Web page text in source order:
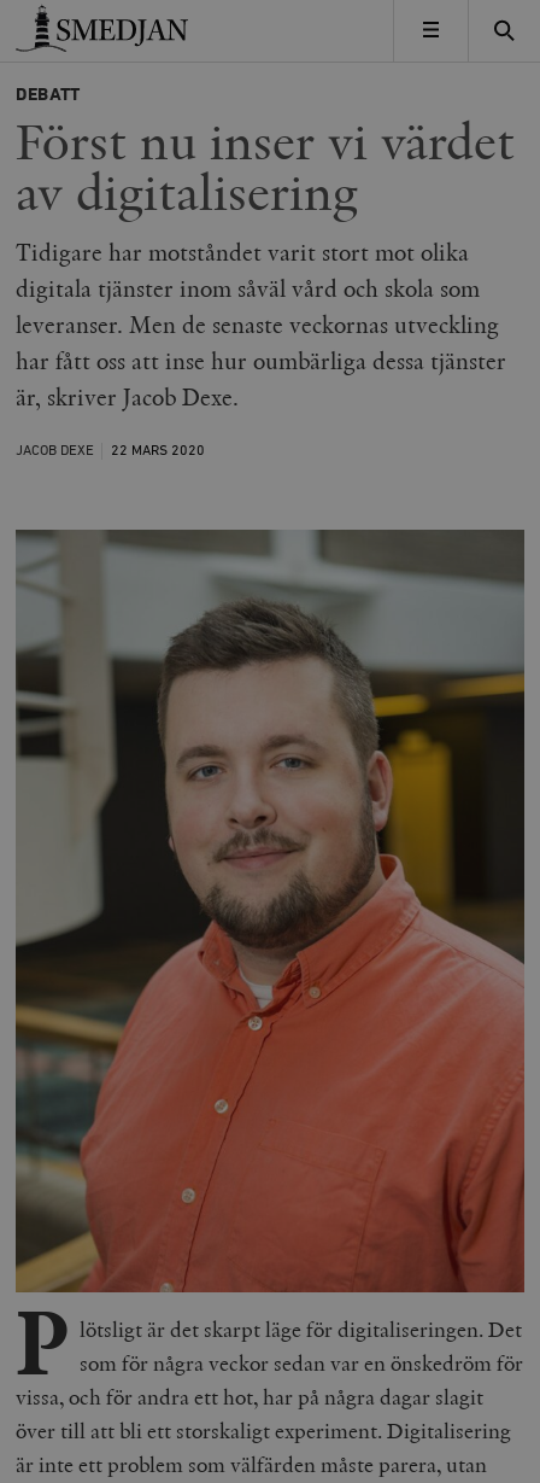
Timbro
MENY
DEBATT
Först nu inser vi värdet
av digitalisering
Tidigare har motståndet varit stort mot olika
digitala tjänster inom såväl vård och skola som
leveranser. Men de senaste veckornas utveckling
har fått oss att inse hur oumbärliga dessa tjänster
är, skriver Jacob Dexe.
JACOB DEXE 22 MARS 2020
P lötsligt är det skarpt läge för digitaliseringen. Det
som för några veckor sedan var en önskedröm för
vissa, och för andra ett hot, har på några dagar slagit
över till att bli ett storskaligt experiment. Digitalisering
är inte ett problem som välfärden måste parera, utan